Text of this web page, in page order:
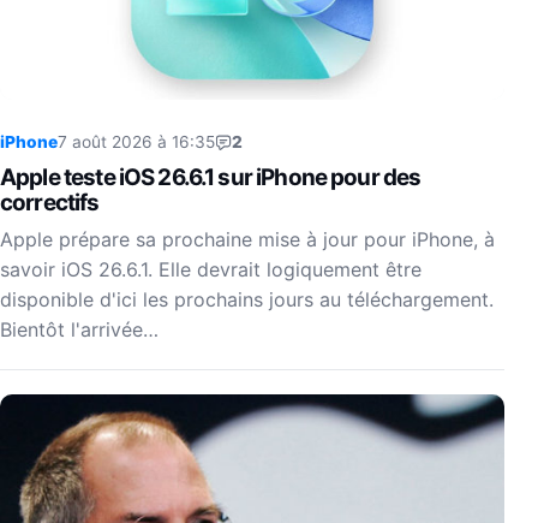
iPhone7 août 2026 à 16:35 2
Apple teste iOS 26.6.1 sur iPhone pour des
correctifs
Apple prépare sa prochaine mise à jour pour iPhone, à
savoir iOS 26.6.1. Elle devrait logiquement être
disponible d'ici les prochains jours au téléchargement.
Bientôt l'arrivée…